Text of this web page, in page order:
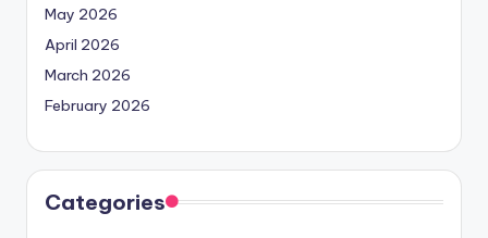
May 2026
April 2026
March 2026
February 2026
Categories